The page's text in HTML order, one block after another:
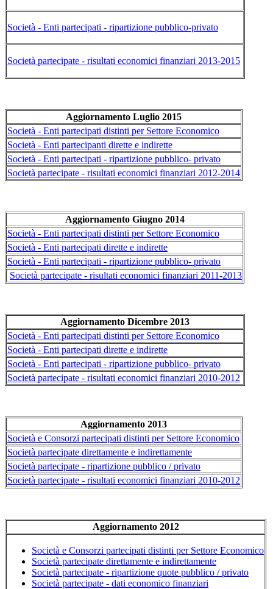
Società - Enti partecipati - ripartizione pubblico-privato
Società partecipate - risultati economici finanziari 2013-2015
Aggiornamento Luglio 2015
Società - Enti partecipati distinti per Settore Economico
Società - Enti partecipanti dirette e indirette
Società - Enti partecipati - ripartizione pubblico- privato
Società partecipate - risultati economici finanziari 2012-2014
Aggiornamento Giugno 2014
Società - Enti partecipati distinti per Settore Economico
Società - Enti partecipati dirette e indirette
Società - Enti partecipati - ripartizione pubblico- privato
Società partecipate - risultati economici finanziari 2011-2013
Aggiornamento Dicembre 2013
Società - Enti partecipati distinti per Settore Economico
Società - Enti partecipati dirette e indirette
Società - Enti partecipati - ripartizione pubblico- privato
Società partecipate - risultati economici finanziari 2010-2012
Aggiornamento 2013
Società e Consorzi partecipati distinti per Settore Economico
Società partecipate direttamente e indirettamente
Società partecipate - ripartizione pubblico / privato
Società partecipate - risultati economici finanziari 2010-2012
Aggiornamento 2012
Società e Consorzi partecipati distinti per Settore Economico
Società partecipate direttamente e indirettamente
Società partecipate - ripartizione quote pubblico / privato
Società partecipate - dati economico finanziari